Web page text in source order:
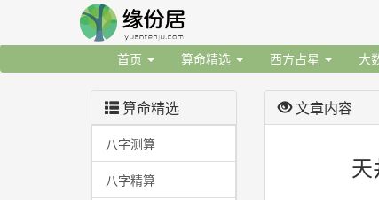
首页 算命精选 西方占星 大
算命精选
八字测算
八字精算
文章内容